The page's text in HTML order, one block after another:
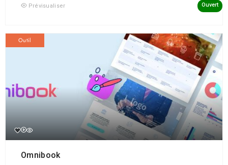
Prévisualiser Ouvert
Outil
Omnibook